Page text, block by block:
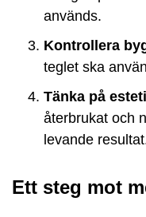
används.
Kontrollera
teglet ska
Tänka på
återbrukat och
levande
Ett steg mot